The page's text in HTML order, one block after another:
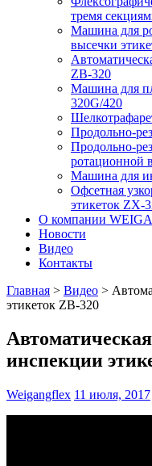
тремя
Машина для
высечки
ZB-320
Машина для
320G/420
Продольно-
Продольно-
ротационной
Машина для
Офсетная
этикеток ZX-
О компании
Новости
Видео
Контакты
Главная > Видео >
этикеток ZB-320
инспекции
Weigangflex 11 июля, 2017